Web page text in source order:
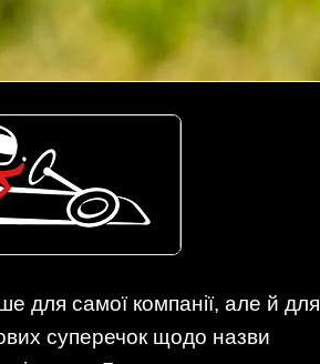
для самої компанії, але й для
суперечок щодо назви